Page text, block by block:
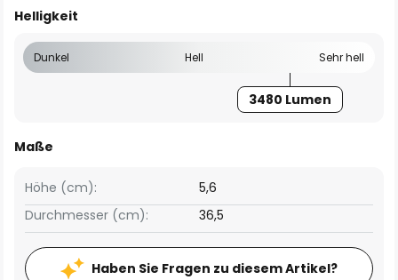
Helligkeit
Dunkel Hell Sehr hell
3480 Lumen
Maße
Höhe (cm):
5,6
Durchmesser (cm):
36,5
Haben Sie Fragen zu diesem Artikel?